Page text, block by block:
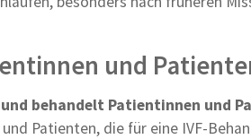
und
behandelt Patientinnen und
Patienten, die für eine IVF-